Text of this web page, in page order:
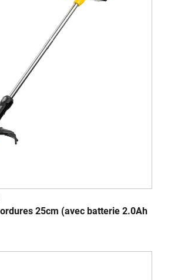
25cm (avec batterie 2.0Ah